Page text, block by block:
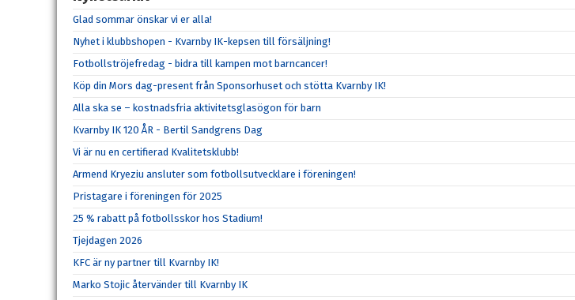
Glad sommar önskar vi er alla!
Nyhet i klubbshopen - Kvarnby IK-kepsen till försäljning!
Fotbollströjefredag - bidra till kampen mot barncancer!
Köp din Mors dag-present från Sponsorhuset och stötta Kvarnby IK!
Alla ska se – kostnadsfria aktivitetsglasögon för barn
Kvarnby IK 120 ÅR - Bertil Sandgrens Dag
Vi är nu en certifierad Kvalitetsklubb!
Armend Kryeziu ansluter som fotbollsutvecklare i föreningen!
Pristagare i föreningen för 2025
25 % rabatt på fotbollsskor hos Stadium!
Tjejdagen 2026
KFC är ny partner till Kvarnby IK!
Marko Stojic återvänder till Kvarnby IK